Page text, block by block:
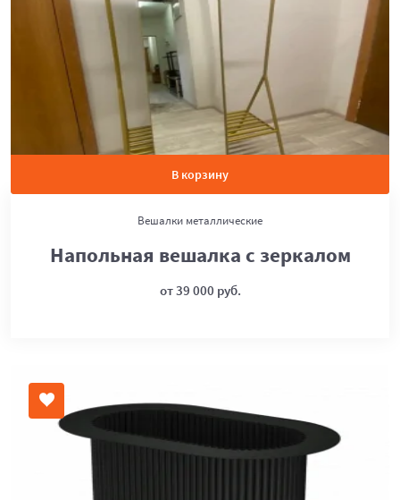
В корзину
Вешалки металлические
Напольная вешалка с зеркалом
от 39 000 руб.